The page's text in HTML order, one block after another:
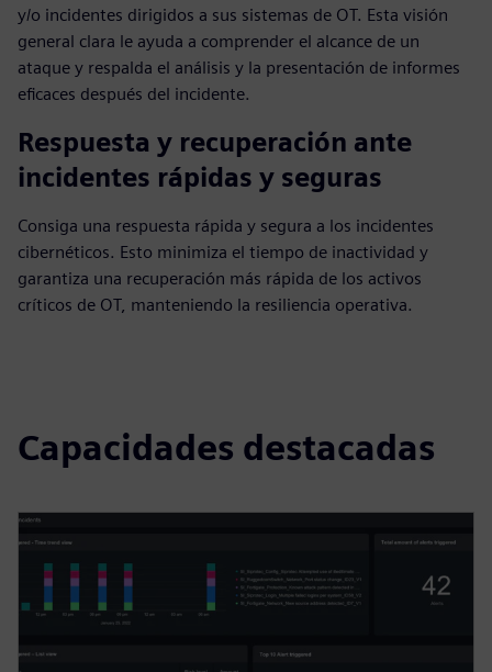
y/o incidentes dirigidos a sus sistemas de OT. Esta visión
general clara le ayuda a comprender el alcance de un
ataque y respalda el análisis y la presentación de informes
eficaces después del incidente.
Respuesta y recuperación ante
incidentes rápidas y seguras
Consiga una respuesta rápida y segura a los incidentes
cibernéticos. Esto minimiza el tiempo de inactividad y
garantiza una recuperación más rápida de los activos
críticos de OT, manteniendo la resiliencia operativa.
Capacidades destacadas